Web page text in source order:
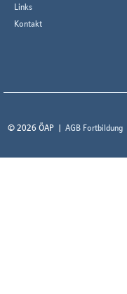
Links
Kontakt
© 2026 ÖAP AGB Fortbildung